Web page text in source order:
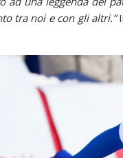
tra noi e con gli altri.”